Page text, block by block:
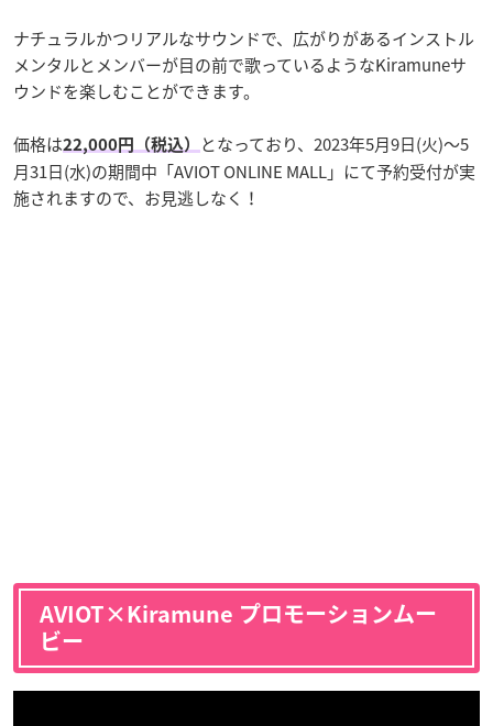
ナチュラルかつリアルなサウンドで、広がりがあるインストル
メンタルとメンバーが目の前で歌っているようなKiramuneサ
ウンドを楽しむことができます。
価格は22,000円（税込）
となっており、2023年5月9日(火)〜5
月31日(水)の期間中「AVIOT ONLINE MALL」にて予約受付が実
施されますので、お見逃しなく！
AVIOT×Kiramune プロモーションムー
ビー